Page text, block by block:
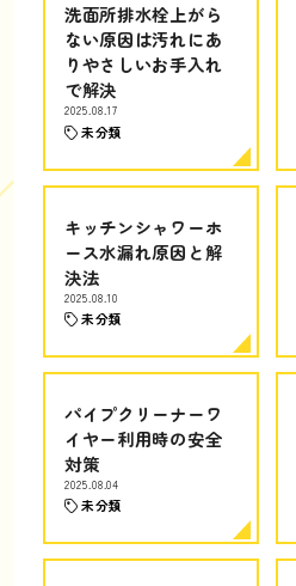
洗面所排水栓上がら
ない原因は汚れにあ
りやさしいお手入れ
で解決
2025.08.17
未分類
キッチンシャワーホ
ース水漏れ原因と解
決法
2025.08.10
未分類
パイプクリーナーワ
イヤー利用時の安全
対策
2025.08.04
未分類